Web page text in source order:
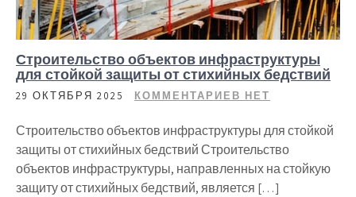
Строительство объектов инфраструктуры
для стойкой защиты от стихийных бедствий
29 ОКТЯБРЯ 2025 КОММЕНТАРИЕВ НЕТ
Строительство объектов инфраструктуры для стойкой
защиты от стихийных бедствий Строительство
объектов инфраструктуры, направленных на стойкую
защиту от стихийных бедствий, является […]